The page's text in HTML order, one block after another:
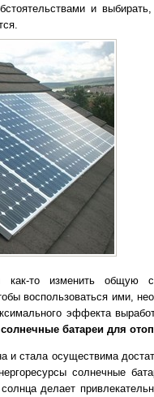
и
как-то изменить общую
воспользоваться ими,
эффекта
солнечные батареи для
и стала осуществима
солнечные
делает